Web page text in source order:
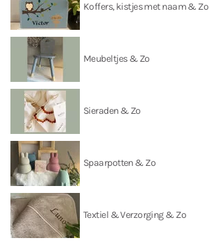
Koffers, kistjes met naam & Zo
Meubeltjes & Zo
Sieraden & Zo
Spaarpotten & Zo
Textiel & Verzorging & Zo